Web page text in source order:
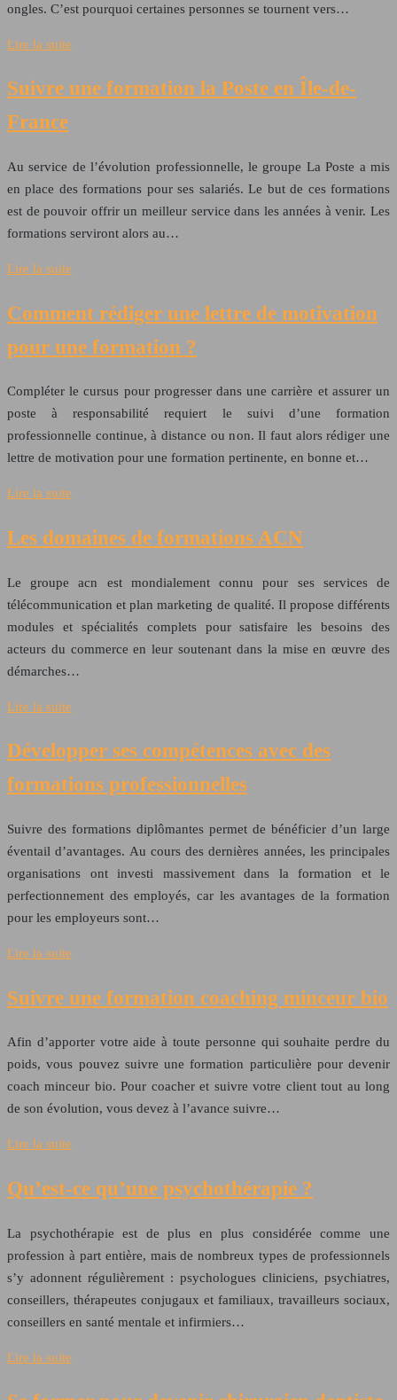
ongles. C’est pourquoi certaines personnes se tournent vers…
Lire la suite
Suivre une formation la Poste en Île-de-
France
Au service de l’évolution professionnelle, le groupe La Poste a mis
en place des formations pour ses salariés. Le but de ces formations
est de pouvoir offrir un meilleur service dans les années à venir. Les
formations serviront alors au…
Lire la suite
Comment rédiger une lettre de motivation
pour une formation ?
Compléter le cursus pour progresser dans une carrière et assurer un
poste à responsabilité requiert le suivi d’une formation
professionnelle continue, à distance ou non. Il faut alors rédiger une
lettre de motivation pour une formation pertinente, en bonne et…
Lire la suite
Les domaines de formations ACN
Le groupe acn est mondialement connu pour ses services de
télécommunication et plan marketing de qualité. Il propose différents
modules et spécialités complets pour satisfaire les besoins des
acteurs du commerce en leur soutenant dans la mise en œuvre des
démarches…
Lire la suite
Développer ses compétences avec des
formations professionnelles
Suivre des formations diplômantes permet de bénéficier d’un large
éventail d’avantages. Au cours des dernières années, les principales
organisations ont investi massivement dans la formation et le
perfectionnement des employés, car les avantages de la formation
pour les employeurs sont…
Lire la suite
Suivre une formation coaching minceur bio
Afin d’apporter votre aide à toute personne qui souhaite perdre du
poids, vous pouvez suivre une formation particulière pour devenir
coach minceur bio. Pour coacher et suivre votre client tout au long
de son évolution, vous devez à l’avance suivre…
Lire la suite
Qu’est-ce qu’une psychothérapie ?
La psychothérapie est de plus en plus considérée comme une
profession à part entière, mais de nombreux types de professionnels
s’y adonnent régulièrement : psychologues cliniciens, psychiatres,
conseillers, thérapeutes conjugaux et familiaux, travailleurs sociaux,
conseillers en santé mentale et infirmiers…
Lire la suite